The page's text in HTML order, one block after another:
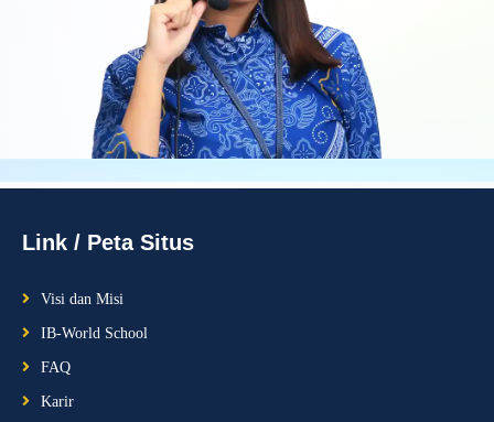
Link / Peta Situs
Visi dan Misi
IB-World School
FAQ
Karir